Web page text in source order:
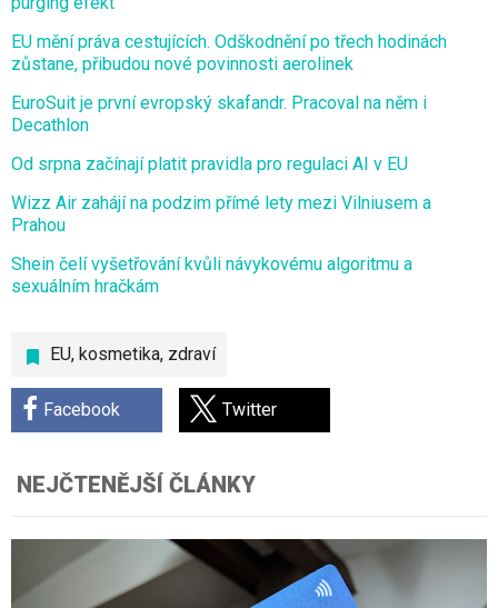
EU, kosmetika, zdraví
Facebook Twitter
EU mění práva cestujících. Odškodnění po třech hodinách
zůstane, přibudou nové povinnosti aerolinek
EuroSuit je první evropský skafandr. Pracoval na něm i
Decathlon
Od srpna začínají platit pravidla pro regulaci AI v EU
Wizz Air zahájí na podzim přímé lety mezi Vilniusem a
Prahou
Shein čelí vyšetřování kvůli návykovému algoritmu a
sexuálním hračkám
NEJČTENĚJŠÍ ČLÁNKY